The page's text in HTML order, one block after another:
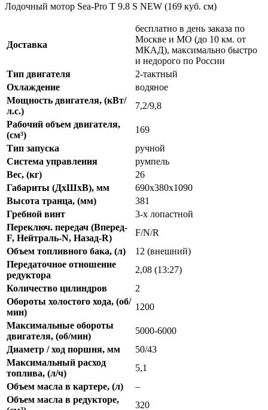
Лодочный мотор Sea-Pro T 9.8 S NEW (169 куб. см)
Доставка
бесплатно в день заказа по
Москве и МО (до 10 км. от
МКАД), максимально быстро
и недорого по России
Тип двигателя
2-тактный
Охлаждение
водяное
Мощность двигателя, (кВт/
л.с.)
7,2/9,8
Рабочий объем двигателя,
(см³)
169
Тип запуска
ручной
Система управления
румпель
Вес, (кг)
26
Габариты (ДхШхВ), мм
690x380x1090
Высота транца, (мм)
381
Гребной винт
3-х лопастной
Переключ. передач (Вперед-
F, Нейтраль-N, Назад-R)
F/N/R
Объем топливного бака, (л)
12 (внешний)
Передаточное отношение
редуктора
2,08 (13:27)
Количество цилиндров
2
Обороты холостого хода, (об/
мин)
1200
Максимальные обороты
двигателя, (об/мин)
5000-6000
Диаметр / ход поршня, мм
50/43
Максимальный расход
топлива, (л/ч)
5,1
Объем масла в картере, (л)
–
Объем масла в редукторе,
320